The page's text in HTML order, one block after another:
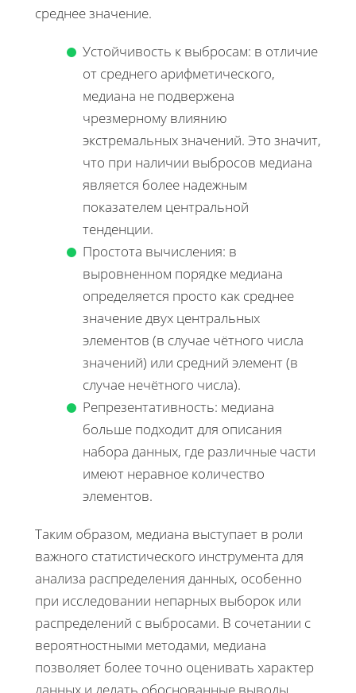
среднее значение.
Устойчивость к выбросам: в отличие
от среднего арифметического,
медиана не подвержена
чрезмерному влиянию
экстремальных значений. Это значит,
что при наличии выбросов медиана
является более надежным
показателем центральной
тенденции.
Простота вычисления: в
выровненном порядке медиана
определяется просто как среднее
значение двух центральных
элементов (в случае чётного числа
значений) или средний элемент (в
случае нечётного числа).
Репрезентативность: медиана
больше подходит для описания
набора данных, где различные части
имеют неравное количество
элементов.
Таким образом, медиана выступает в роли
важного статистического инструмента для
анализа распределения данных, особенно
при исследовании непарных выборок или
распределений с выбросами. В сочетании с
вероятностными методами, медиана
позволяет более точно оценивать характер
данных и делать обоснованные выводы.